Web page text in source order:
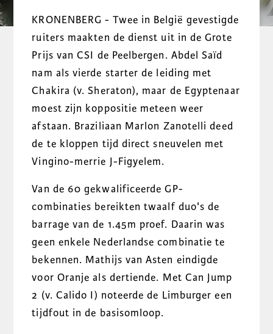
KRONENBERG - Twee in België gevestigde
ruiters maakten de dienst uit in de Grote
Prijs van CSI de Peelbergen. Abdel Saïd
nam als vierde starter de leiding met
Chakira (v. Sheraton), maar de Egyptenaar
moest zijn koppositie meteen weer
afstaan. Braziliaan Marlon Zanotelli deed
de te kloppen tijd direct sneuvelen met
Vingino-merrie J-Figyelem.
Van de 60 gekwalificeerde GP-
combinaties bereikten twaalf duo's de
barrage van de 1.45m proef. Daarin was
geen enkele Nederlandse combinatie te
bekennen. Mathijs van Asten eindigde
voor Oranje als dertiende. Met Can Jump
2 (v. Calido I) noteerde de Limburger een
tijdfout in de basisomloop.